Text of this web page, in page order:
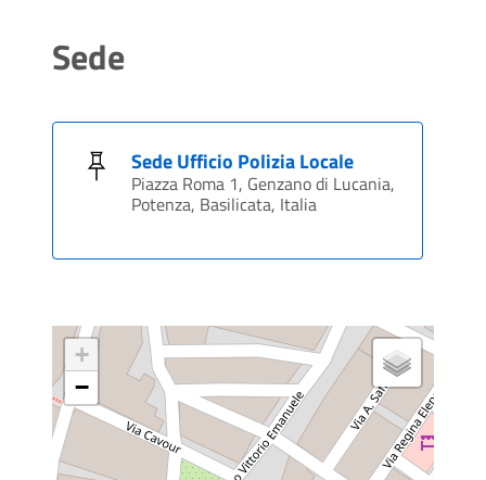
Sede
Sede Ufficio Polizia Locale
Piazza Roma 1, Genzano di Lucania,
Potenza, Basilicata, Italia
+
−